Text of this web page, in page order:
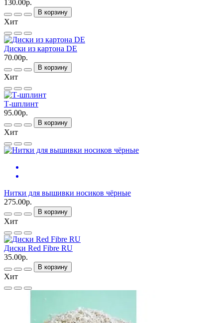
130.00р.
В корзину
Хит
Диски из картона DE
70.00р.
В корзину
Хит
Т-шплинт
95.00р.
В корзину
Хит
Нитки для вышивки носиков чёрные
275.00р.
В корзину
Хит
Диски Red Fibre RU
35.00р.
В корзину
Хит